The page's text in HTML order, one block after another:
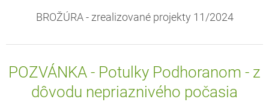
BROŽÚRA - zrealizované projekty 11/2024
POZVÁNKA - Potulky Podhoranom - z
dôvodu nepriaznivého počasia